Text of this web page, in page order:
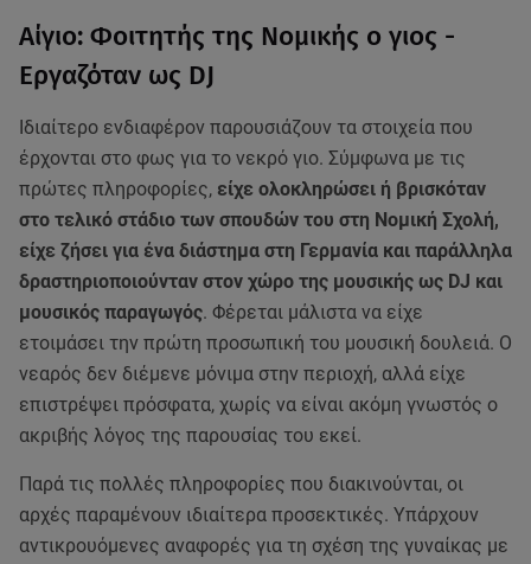
Αίγιο: Φοιτητής της Νομικής ο γιος -
Εργαζόταν ως DJ
Ιδιαίτερο ενδιαφέρον παρουσιάζουν τα στοιχεία που
έρχονται στο φως για το νεκρό γιο. Σύμφωνα με τις
πρώτες πληροφορίες, είχε ολοκληρώσει ή βρισκόταν
στο τελικό στάδιο των σπουδών του στη Νομική Σχολή,
είχε ζήσει για ένα διάστημα στη Γερμανία και παράλληλα
δραστηριοποιούνταν στον χώρο της μουσικής ως DJ και
μουσικός παραγωγός. Φέρεται μάλιστα να είχε
ετοιμάσει την πρώτη προσωπική του μουσική δουλειά. Ο
νεαρός δεν διέμενε μόνιμα στην περιοχή, αλλά είχε
επιστρέψει πρόσφατα, χωρίς να είναι ακόμη γνωστός ο
ακριβής λόγος της παρουσίας του εκεί.
Παρά τις πολλές πληροφορίες που διακινούνται, οι
αρχές παραμένουν ιδιαίτερα προσεκτικές. Υπάρχουν
αντικρουόμενες αναφορές για τη σχέση της γυναίκας με